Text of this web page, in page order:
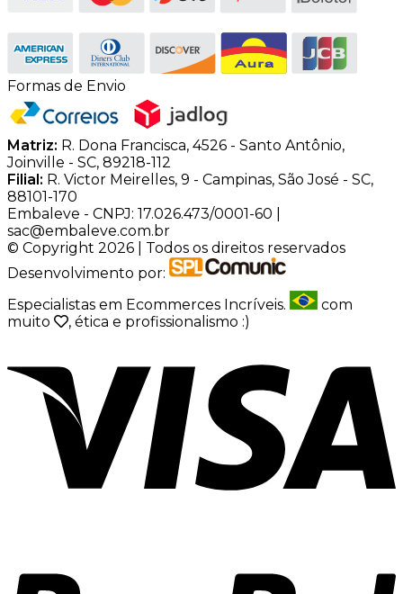
Formas de Envio
Matriz: R. Dona Francisca, 4526 - Santo Antônio,
Joinville - SC, 89218-112
Filial: R. Victor Meirelles, 9 - Campinas, São José - SC,
88101-170
Embaleve - CNPJ: 17.026.473/0001-60 |
sac@embaleve.com.br
© Copyright 2026 | Todos os direitos reservados
Desenvolvimento por:
Especialistas em Ecommerces Incríveis.
com
muito
, ética e profissionalismo :)